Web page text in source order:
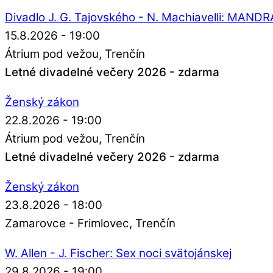
Divadlo J. G. Tajovského - N. Machiavelli:
15.8.2026 - 19:00
Átrium pod vežou Trenčín
Letné divadelné večery 2026 - zdarma
Ženský zákon
22.8.2026 - 19:00
Átrium pod vežou Trenčín
Letné divadelné večery 2026 - zdarma
Ženský zákon
23.8.2026 - 18:00
Zamarovce - Frimlovec Trenčín
W. Allen - J. Fischer: Sex noci svätojánskej